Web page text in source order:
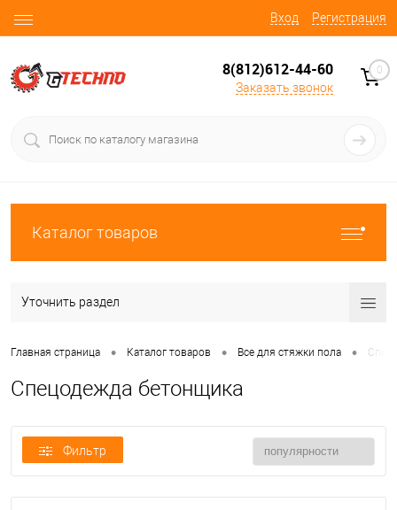
Вход Регистрация
8(812)612-44-60
Заказать звонок
0
Каталог товаров
Уточнить раздел
Главная страница • Каталог товаров • Все для стяжки пола •
Спецодежда бетонщика
Фильтр